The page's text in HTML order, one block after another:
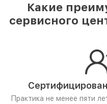
Какие
сервисного
Практика не менее пяти